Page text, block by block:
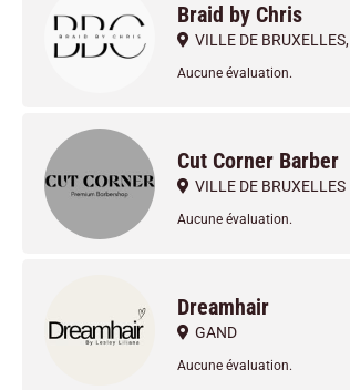
Braid by Chris
VILLE DE BRUXELLES,
Aucune évaluation.
Cut Corner Barber
VILLE DE BRUXELLES
Aucune évaluation.
Dreamhair
GAND
Aucune évaluation.